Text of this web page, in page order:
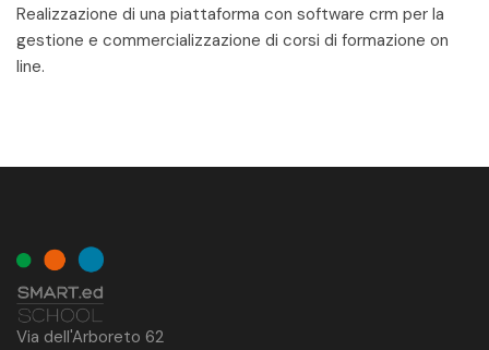
Realizzazione di una piattaforma con software crm per la
gestione e commercializzazione di corsi di formazione on
line.
Via dell'Arboreto 62